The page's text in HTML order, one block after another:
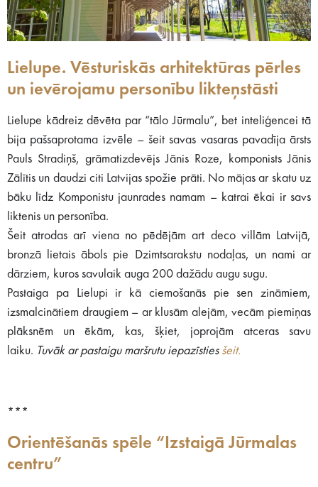
Lielupe. Vēsturiskās arhitektūras pērles
un ievērojamu personību likteņstāsti
Lielupe kādreiz dēvēta par “tālo Jūrmalu”, bet inteliģencei tā
bija pašsaprotama izvēle – šeit savas vasaras pavadīja ārsts
Pauls Stradiņš, grāmatizdevējs Jānis Roze, komponists Jānis
Zālītis un daudzi citi Latvijas spožie prāti. No mājas ar skatu uz
bāku līdz Komponistu jaunrades namam – katrai ēkai ir savs
liktenis un personība.
Šeit atrodas arī viena no pēdējām art deco villām Latvijā,
bronzā lietais ābols pie Dzimtsarakstu nodaļas, un nami ar
dārziem, kuros savulaik auga 200 dažādu augu sugu.
Pastaiga pa Lielupi ir kā ciemošanās pie sen zināmiem,
izsmalcinātiem draugiem – ar klusām alejām, vecām piemiņas
plāksnēm un ēkām, kas, šķiet, joprojām atceras savu
laiku. Tuvāk ar pastaigu maršrutu iepazīsties šeit.
***
Orientēšanās spēle “Izstaigā Jūrmalas
centru”